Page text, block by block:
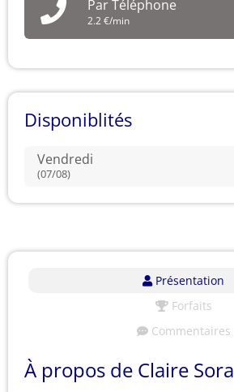
Présentation
Forfaits
Commentaires
À propos de Claire Sora
Par Téléphone
2.2 €/min
Disponiblités
Vendredi
(07/08)